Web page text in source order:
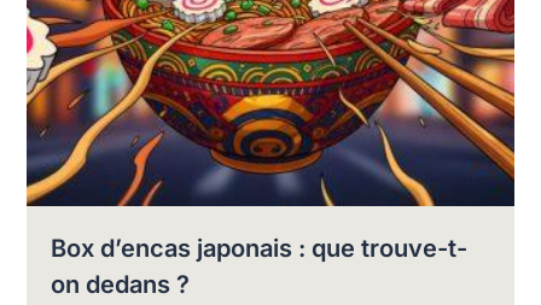
Box d’encas japonais : que trouve-t-
on dedans ?